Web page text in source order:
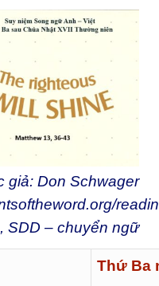
giả: Don Schwager
SDD – chuyển ngữ
Thứ